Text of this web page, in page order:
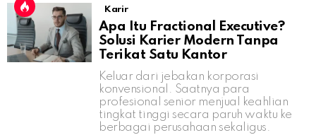
Karir
Apa Itu Fractional Executive?
Solusi Karier Modern Tanpa
Terikat Satu Kantor
Keluar dari jebakan korporasi
konvensional. Saatnya para
profesional senior menjual keahlian
tingkat tinggi secara paruh waktu ke
berbagai perusahaan sekaligus.